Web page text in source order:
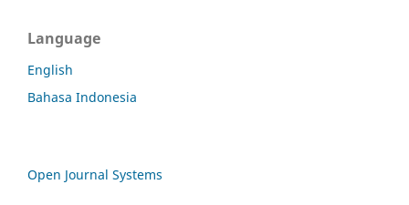
Language
English
Bahasa Indonesia
Open Journal Systems